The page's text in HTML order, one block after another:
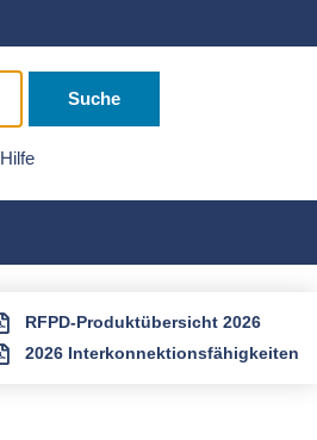
Suche
Hilfe
RFPD-Produktübersicht 2026
2026 Interkonnektionsfähigkeiten